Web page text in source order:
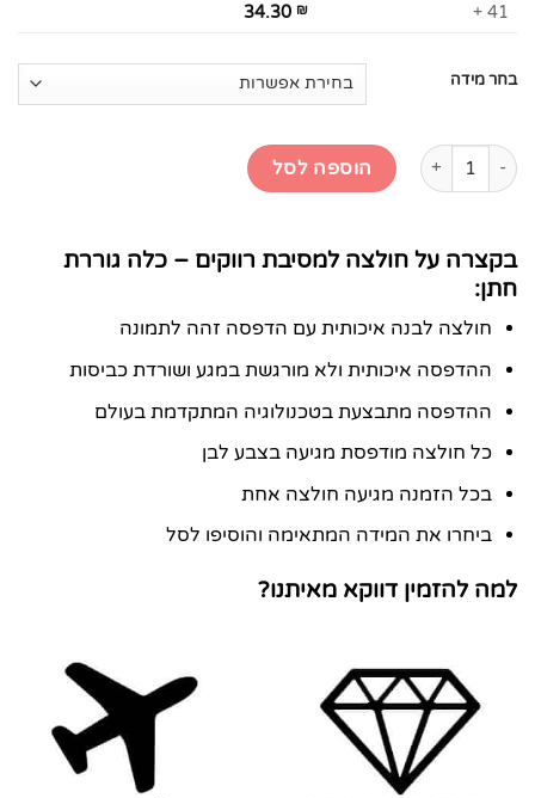
41 +
34.30 ₪
בחר מידה
כמות של חולצה למסיבת רווקים - כלה גוררת חתן
הוספה לסל
בקצרה על חולצה למסיבת רווקים – כלה גוררת
חתן:
חולצה לבנה איכותית עם הדפסה זהה לתמונה
ההדפסה איכותית ולא מורגשת במגע ושורדת כביסות
ההדפסה מתבצעת בטכנולוגיה המתקדמת בעולם
כל חולצה מודפסת מגיעה בצבע לבן
בכל הזמנה מגיעה חולצה אחת
ביחרו את המידה המתאימה והוסיפו לסל
למה להזמין דווקא מאיתנו?